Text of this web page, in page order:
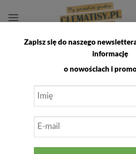
FILTRUJ
Zapisz się do naszego
informację
o nowościach i